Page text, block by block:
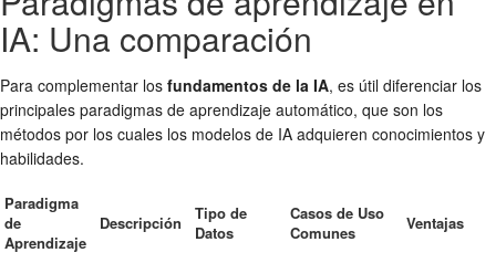
IA: Una comparación
Para complementar los fundamentos de la IA, es útil diferenciar los
principales paradigmas de aprendizaje automático, que son los
métodos por los cuales los modelos de IA adquieren conocimientos y
habilidades.
Paradigma
de
Aprendizaje
Descripción
Tipo de
Datos
Casos de Uso
Comunes
Ventajas